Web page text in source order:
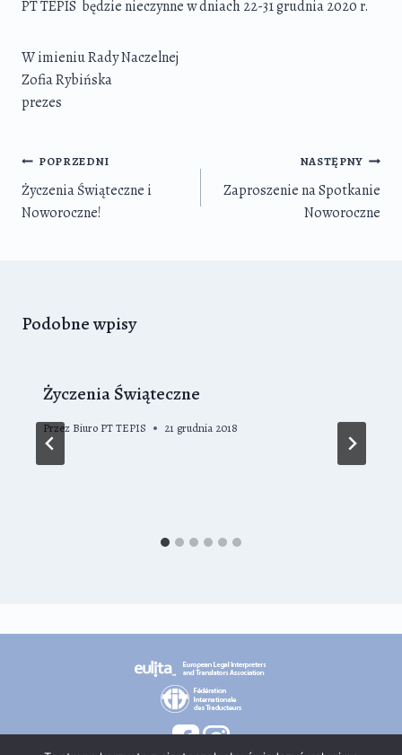
PT TEPIS będzie nieczynne w dniach 22-31 grudnia 2020 r.
W imieniu Rady Naczelnej
Zofia Rybińska
prezes
Nawigacja
wpisu
POPRZEDNI
Życzenia Świąteczne i
Noworoczne!
NASTĘPNY
Zaproszenie na Spotkanie
Noworoczne
Podobne wpisy
Życzenia Świąteczne
Przez Biuro PT TEPIS 21 grudnia 2018